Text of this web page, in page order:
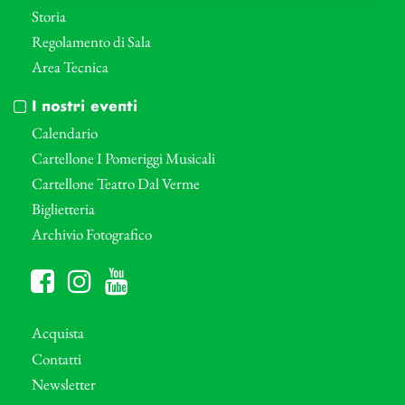
Storia
Regolamento di Sala
Area Tecnica
I nostri eventi
Calendario
Cartellone I Pomeriggi Musicali
Cartellone Teatro Dal Verme
Biglietteria
Archivio Fotografico
Acquista
Contatti
Newsletter